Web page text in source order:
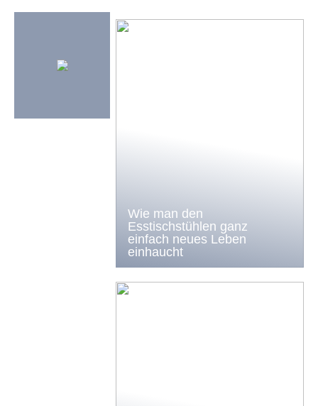
Wie man den
Esstischstühlen ganz
einfach neues Leben
einhaucht